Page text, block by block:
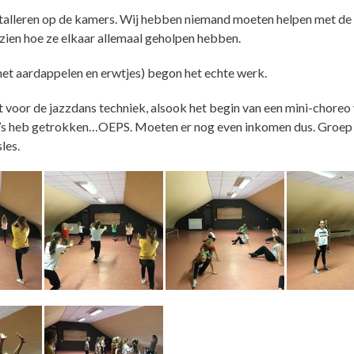
op de kamers. Wij hebben niemand moeten helpen met
hoe ze elkaar allemaal geholpen hebben.
aardappelen en erwtjes) begon het echte werk.
de jazzdans techniek, alsook het begin van een mini-
heb getrokken…OEPS. Moeten er nog even inkomen dus.